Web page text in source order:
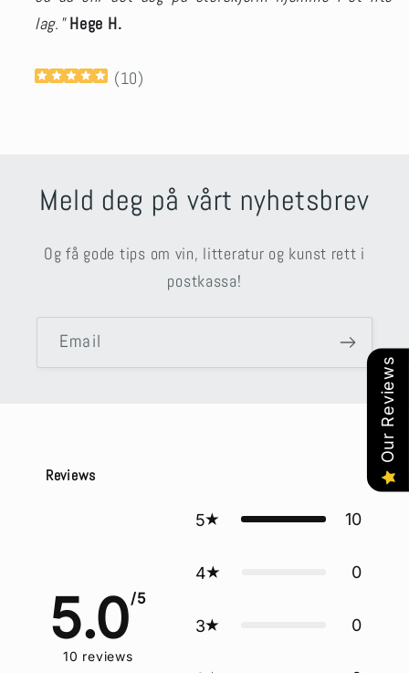
lag."Hege H.
(10)
Meld deg på vårt nyhetsbrev
Og få gode tips om vin, litteratur og kunst rett i
postkassa!
Email
Reviews
5.0/5
10 reviews
5 10
4 0
3 0
Our Reviews